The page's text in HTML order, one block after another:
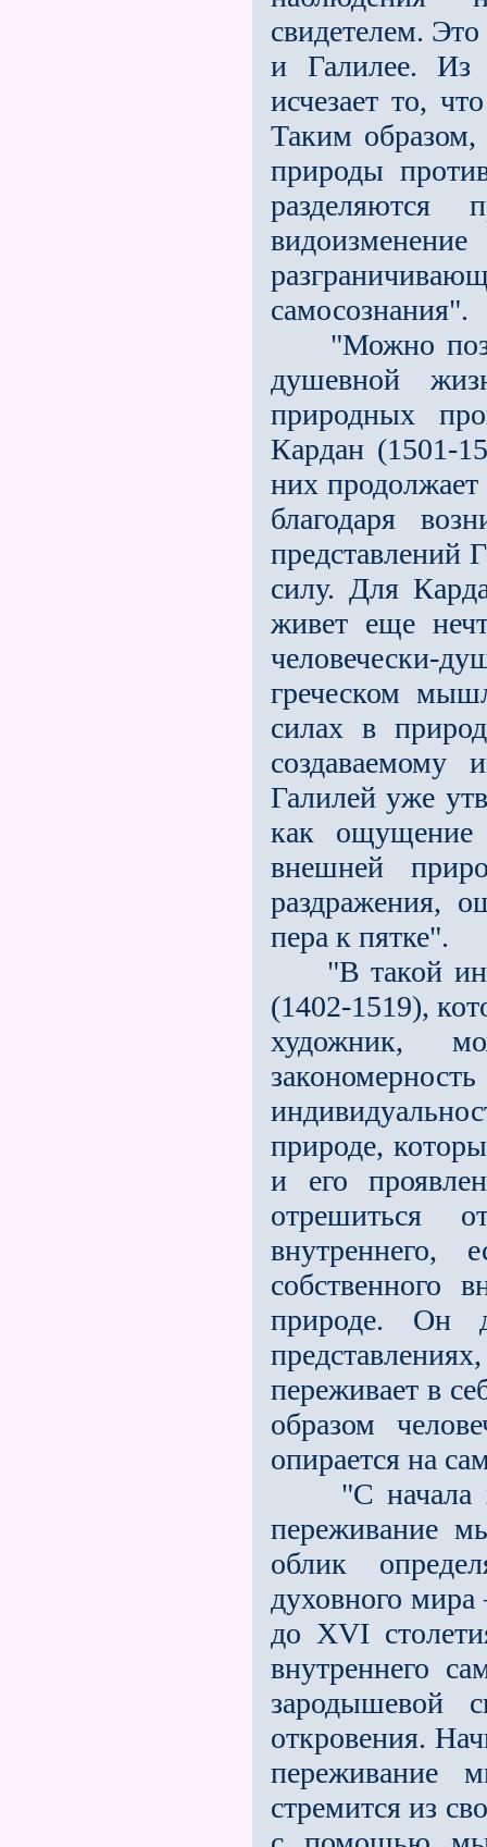
свидетелем.
и Галилее. Из
исчезает то,
Таким образом,
природы
разделяются
самосознания".
"Можно
душевной
природных
Кардан (1501-
них продолжает
благодаря
представлений
силу. Для
живет еще
человечески-
греческом
силах в
создаваемому
Галилей уже
как ощущение
внешней
раздражения,
пера к пятке".
"В такой
(1402-1519),
художник,
природе,
и его
отрешиться
внутреннего,
собственного
природе. Он
переживает в
образом
опирается на
"С начала
переживание
облик
духовного
до ХVI
внутреннего
зародышевой
откровения.
переживание
стремится из